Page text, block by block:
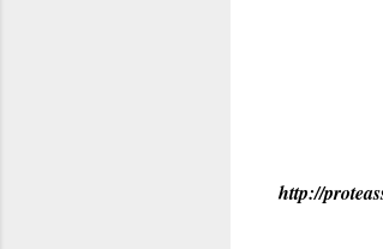
http://